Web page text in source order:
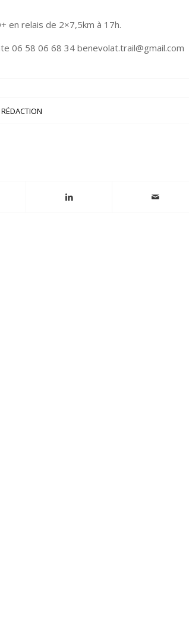
en relais de 2×7,5km à 17h.
06 58 06 68 34 benevolat.trail@gmail.com